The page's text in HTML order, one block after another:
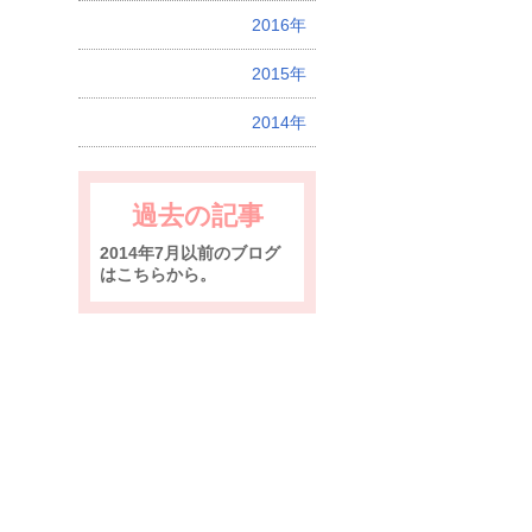
2016年
2015年
2014年
過去の記事
2014年7月以前のブログ
はこちらから。